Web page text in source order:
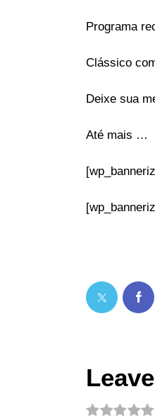
Programa
Clássico
Deixe sua
Até mais …